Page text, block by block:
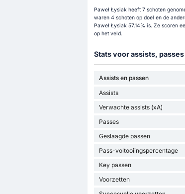
Paweł Łysiak heeft 7 schoten
waren 4 schoten op doel en de
Paweł Łysiak 57.14% is. Ze scoren
op het veld.
Stats voor assists,
Assists en passen
Assists
Verwachte assists (xA)
Passes
Geslaagde passen
Pass-voltooiingspercentage
Key passen
Voorzetten